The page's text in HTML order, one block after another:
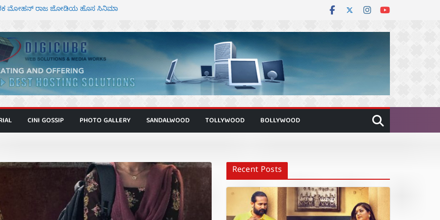
– ಮೇಘನಾರಾಜ್ ಅಭಿನಯದ “ಅಮರ್ಥ” ಚಿತ್ರ
ಅಜೇಯಂ” ಹಾಡಿದ ದೃಶ್ಯ ವೈಭವ
ಅಭಿನಯದ ‘ಬಾಸ್’ ಚಿತ್ರ ತೆರೆಗೆ
CINI GOSSIP PHOTO GALLERY SANDALWOOD TOLLYWOOD BOLLYWOOD
Recent Posts